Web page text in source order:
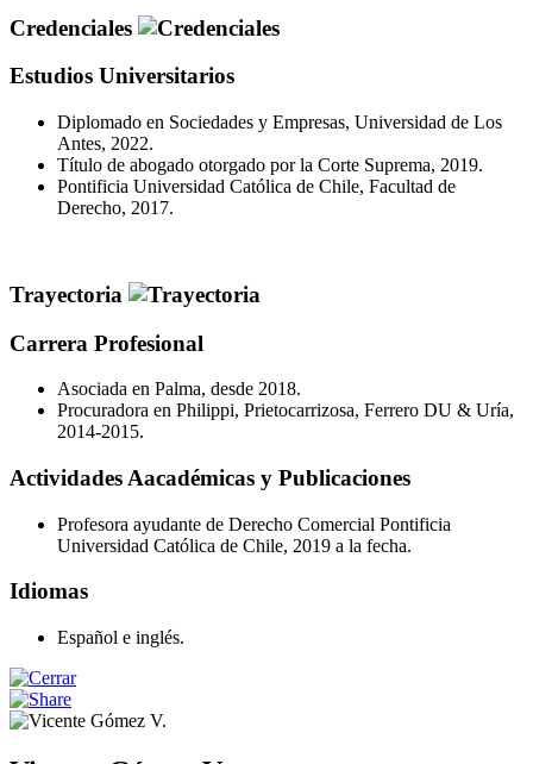
Credenciales
Estudios Universitarios
Diplomado en Sociedades y Empresas, Universidad de Los
Antes, 2022.
Título de abogado otorgado por la Corte Suprema, 2019.
Pontificia Universidad Católica de Chile, Facultad de
Derecho, 2017.
Trayectoria
Carrera Profesional
Asociada en Palma, desde 2018.
Procuradora en Philippi, Prietocarrizosa, Ferrero DU & Uría,
2014-2015.
Actividades Aacadémicas y Publicaciones
Profesora ayudante de Derecho Comercial Pontificia
Universidad Católica de Chile, 2019 a la fecha.
Idiomas
Español e inglés.